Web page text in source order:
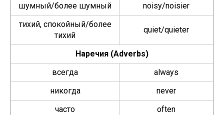
шумный/более шумный
noisy/noisier
тихий, спокойный/более
тихий
quiet/quieter
Наречия (Adverbs)
всегда
always
никогда
nev­er
часто
often